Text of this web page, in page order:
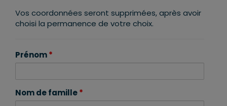
Vos coordonnées seront supprimées, après avoir
choisi la permanence de votre choix.
Prénom*
Nom de famille*